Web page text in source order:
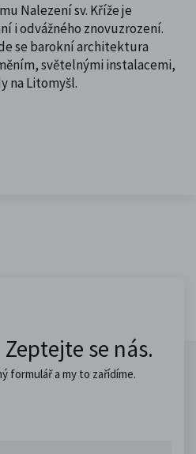
Nalezení sv. Kříže je
i odvážného znovuzrození.
se barokní architektura
světelnými instalacemi,
na Litomyšl.
se nás.
formulář a my to zařídíme.